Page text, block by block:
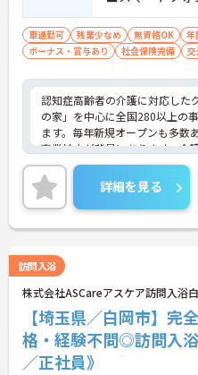
車通勤可 残業少なめ 無資格OK 年
ボーナス・賞与あり
社会保険完備
認知症高齢者の介護に対応した
の家」を中心に全国280以上の
ます。毎年新規オープンも多数
事業拡大が背景にあります。介
介護支援専門員、タクティール
のサポートあり！現場を最大限
に、教育・研修・採用を専門と
ライアンスを推進する部署があ
含めた柔軟かつ強固なバックア
細をお話しいたしますのでお気
い。
詳細を見る
訪問入浴
株式会社ASCareアスケア訪問入浴
【埼玉県／白岡市】完
格・経験不問◎訪問入
／正社員》